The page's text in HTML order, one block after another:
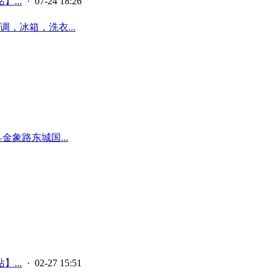
，冰箱，洗衣...
象路东城国...
】... · 02-27 15:51